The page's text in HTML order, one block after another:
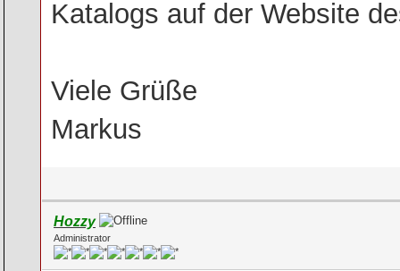
Katalogs auf der Website
Viele Grüße
Markus
Hozzy
Administrator